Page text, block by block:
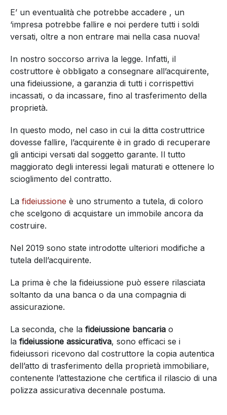
E’ un eventualità che potrebbe accadere , un
‘impresa potrebbe fallire e noi perdere tutti i soldi
versati, oltre a non entrare mai nella casa nuova!
In nostro soccorso arriva la legge. Infatti, il
costruttore è obbligato a consegnare all’acquirente,
una fideiussione, a garanzia di tutti i corrispettivi
incassati, o da incassare, fino al trasferimento della
proprietà.
In questo modo, nel caso in cui la ditta costruttrice
dovesse fallire, l’acquirente è in grado di recuperare
gli anticipi versati dal soggetto garante. Il tutto
maggiorato degli interessi legali maturati e ottenere lo
scioglimento del contratto.
La fideiussione è uno strumento a tutela, di coloro
che scelgono di acquistare un immobile ancora da
costruire.
Nel 2019 sono state introdotte ulteriori modifiche a
tutela dell’acquirente.
La prima è che la fideiussione può essere rilasciata
soltanto da una banca o da una compagnia di
assicurazione.
La seconda, che la fideiussione bancaria o
la fideiussione assicurativa, sono efficaci se i
fideiussori ricevono dal costruttore la copia autentica
dell’atto di trasferimento della proprietà immobiliare,
contenente l’attestazione che certifica il rilascio di una
polizza assicurativa decennale postuma.